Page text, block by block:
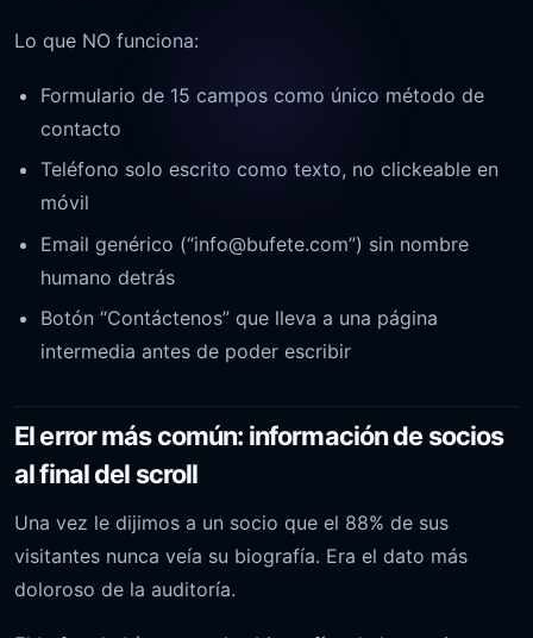
Lo que NO funciona:
Formulario de 15 campos como único método de
contacto
Teléfono solo escrito como texto, no clickeable en
móvil
Email genérico (“info@bufete.com”) sin nombre
humano detrás
Botón “Contáctenos” que lleva a una página
intermedia antes de poder escribir
El error más común: información de socios
al final del scroll
Una vez le dijimos a un socio que el 88% de sus
visitantes nunca veía su biografía. Era el dato más
doloroso de la auditoría.